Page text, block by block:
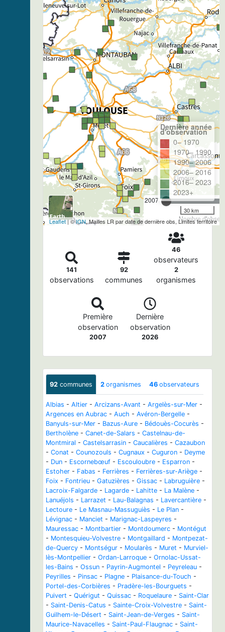
2007
Nombre
Dernière année
d'observation
0– 1970
1970– 1990
1990– 2006
2006– 2016
2016– 2023
2023+
30 km
Leaflet| ©IGN, Mailles LR par date de dernière obs, Limites territoire
141
observations
92
communes
46
observateurs
2
organismes
Première
observation
2007
Dernière
observation
2026
92 communes 2 organismes 46 observateurs
Albias - Altier - Arcizans-Avant - Argelès-sur-Mer -
Argences en Aubrac - Auch - Avéron-Bergelle -
Banyuls-sur-Mer - Bazus-Aure - Bédouès-Cocurès -
Bertholène - Canet-de-Salars - Castelnau-de-
Montmiral - Castelsarrasin - Caucalières - Cazaubon
- Conat - Counozouls - Cugnaux - Cuguron - Deyme
- Dun - Escornebœuf - Escouloubre - Esparron -
Estoher - Fabas - Ferrières - Ferrières-sur-Ariège -
Foix - Fontrieu - Gatuzières - Gissac - Labruguière -
Lacroix-Falgarde - Lagarde - Lahitte - La Malène -
Lanuéjols - Larrazet - Lau-Balagnas - Lavercantière -
Lectoure - Le Masnau-Massuguiès - Le Plan -
Lévignac - Manciet - Marignac-Laspeyres -
Mauressac - Montbartier - Montdoumerc - Montégut
- Montesquieu-Volvestre - Montgaillard - Montpezat-
de-Quercy - Montségur - Moularès - Muret - Murviel-
lès-Montpellier - Ordan-Larroque - Ornolac-Ussat-
les-Bains - Ossun - Payrin-Augmontel - Peyreleau -
Peyrilles - Pinsac - Plagne - Plaisance-du-Touch -
Portel-des-Corbières - Pradère-les-Bourguets -
Puivert - Quérigut - Quissac - Roquelaure - Saint-Clar
- Saint-Denis-Catus - Sainte-Croix-Volvestre - Saint-
Guilhem-le-Désert - Saint-Jean-de-Verges - Saint-
Maurice-Navacelles - Saint-Paul-Flaugnac - Saint-